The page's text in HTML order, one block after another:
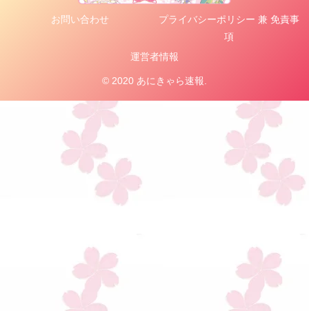
お問い合わせ
プライバシーポリシー 兼 免責事
項
運営者情報
© 2020 あにきゃら速報.